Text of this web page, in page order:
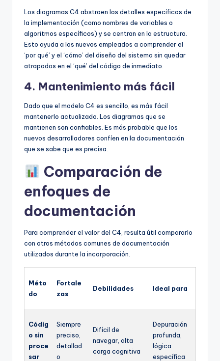
Los diagramas C4 abstraen los detalles específicos de
la implementación (como nombres de variables o
algoritmos específicos) y se centran en la estructura.
Esto ayuda a los nuevos empleados a comprender el
‘por qué’ y el ‘cómo’ del diseño del sistema sin quedar
atrapados en el ‘qué’ del código de inmediato.
4. Mantenimiento más fácil
Dado que el modelo C4 es sencillo, es más fácil
mantenerlo actualizado. Los diagramas que se
mantienen son confiables. Es más probable que los
nuevos desarrolladores confíen en la documentación
que se sabe que es precisa.
Comparación de
enfoques de
documentación
Para comprender el valor del C4, resulta útil compararlo
con otros métodos comunes de documentación
utilizados durante la incorporación.
Méto
do
Fortale
zas
Debilidades Ideal para
Códig
o sin
proce
sar
Siempre
preciso,
detallad
o
Difícil de
navegar, alta
carga cognitiva
Depuración
profunda,
lógica
específica